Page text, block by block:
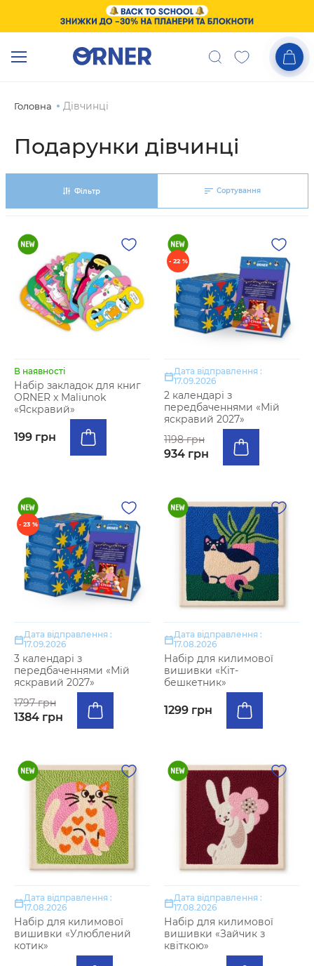
Головна Дівчинці
Подарунки дівчинці
Фільтр Сортування
В наявності
Набір закладок для книг
ORNER x Maliunok
«Яскравий»
199 грн
- 22 %
Дата відправлення :
17.09.2026
2 календарі з
передбаченнями «Мій
яскравий 2027»
1198 грн
934 грн
- 23 %
Дата відправлення :
17.09.2026
3 календарі з
передбаченнями «Мій
яскравий 2027»
1797 грн
1384 грн
Дата відправлення :
17.08.2026
Набір для килимової
вишивки «Кіт-
бешкетник»
1299 грн
Дата відправлення :
17.08.2026
Набір для килимової
вишивки «Улюблений
котик»
Дата відправлення :
17.08.2026
Набір для килимової
вишивки «Зайчик з
квіткою»